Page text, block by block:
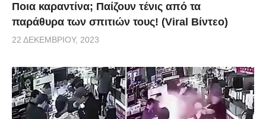
Ποια καραντίνα; Παίζουν τένις από τα
παράθυρα των σπιτιών τους! (Viral Βίντεο)
22 ΔΕΚΕΜΒΡΊΟΥ, 2023